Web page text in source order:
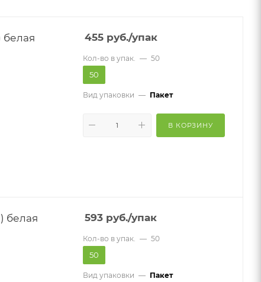
белая 455 руб./упак
Кол-во в упак. — 50
50
Вид упаковки — Пакет
В КОРЗИНУ
белая 593 руб./упак
Кол-во в упак. — 50
50
Вид упаковки — Пакет